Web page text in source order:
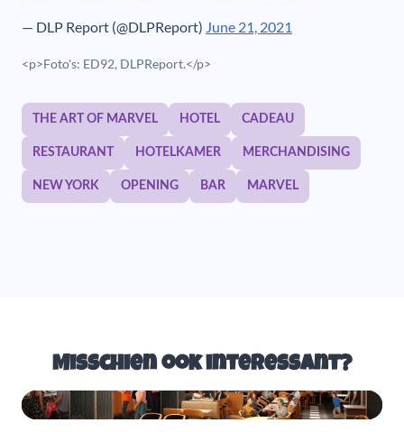
— DLP Report (@DLPReport) June 21, 2021
<p>Foto's: ED92, DLPReport.</p>
THE ART OF MARVEL HOTEL CADEAU
RESTAURANT HOTELKAMER MERCHANDISING
NEW YORK OPENING BAR MARVEL
Misschien ook interessant?